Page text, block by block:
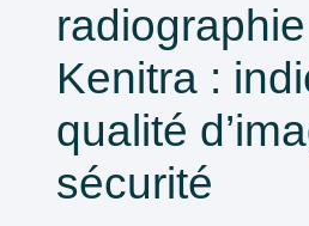
Kenitra :
qualité
sécurité